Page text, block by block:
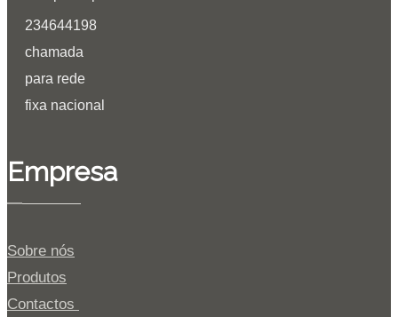
234644198
chamada
para rede
fixa nacional
Empresa
Sobre nós
Produtos
Contactos